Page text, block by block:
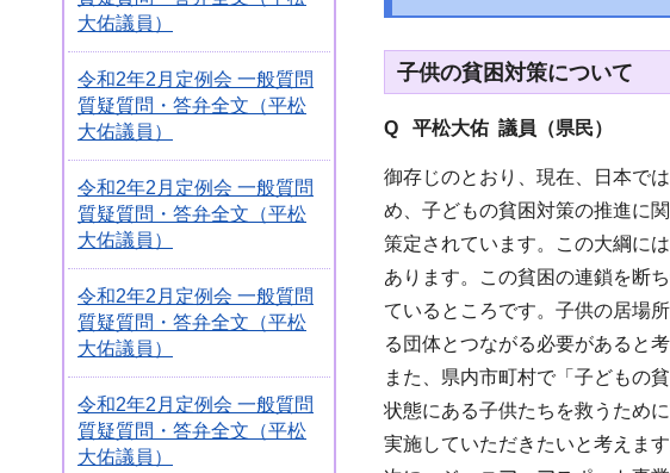
大佑議員）
令和2年2月定例会 一般質問
質疑質問・答弁全文（平松
大佑議員）
令和2年2月定例会 一般質問
質疑質問・答弁全文（平松
大佑議員）
令和2年2月定例会 一般質問
質疑質問・答弁全文（平松
大佑議員）
令和2年2月定例会 一般質問
質疑質問・答弁全文（平松
大佑議員）
子供の貧困対策について
Q 平松大佑 議員（県民）
御存じのとおり、現在、日本で
め、子どもの貧困対策の推進に
策定されています。この大綱に
あります。この貧困の連鎖を断
ているところです。子供の居場
る団体とつながる必要があると考
また、県内市町村で「子どもの
状態にある子供たちを救うため
実施していただきたいと考えま